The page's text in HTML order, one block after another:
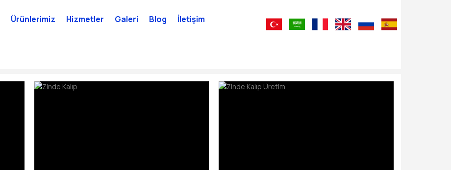
Ürünlerimiz Hizmetler Galeri Blog İletişim